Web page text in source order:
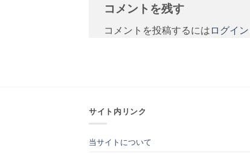
コメントを残す
コメントを投稿するには ログイン
サイト内リンク
当サイトについて